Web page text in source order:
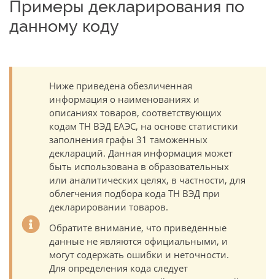
Примеры декларирования по
данному коду
Ниже приведена обезличенная
информация о наименованиях и
описаниях товаров, соответствующих
кодам ТН ВЭД ЕАЭС, на основе статистики
заполнения графы 31 таможенных
деклараций. Данная информация может
быть использована в образовательных
или аналитических целях, в частности, для
облегчения подбора кода ТН ВЭД при
декларировании товаров.
Обратите внимание, что приведенные
данные не являются официальными, и
могут содержать ошибки и неточности.
Для определения кода следует